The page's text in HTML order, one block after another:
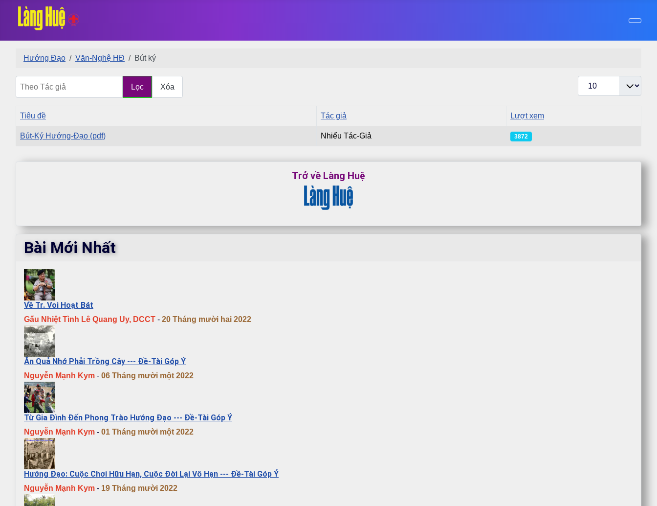
Hướng Đạo Văn-Nghệ HĐ Bút ký
Lọc Xóa
Hiển thị #
Tiêu đề Tác giả Lượt xem
Bút-Ký Hướng-Đạo (pdf) Nhiểu Tác-Giả 3872
Trở về Làng Huệ
Bài Mới Nhất
Về Tr. Voi Hoạt Bát
Gấu Nhiệt Tình Lê Quang Uy, DCCT - 20 Tháng mười hai 2022
Ăn Quả Nhớ Phải Trồng Cây --- Đề-Tài Góp Ý
Nguyễn Mạnh Kym - 06 Tháng mười một 2022
Từ Gia Đình Đến Phong Trào Hướng Đạo --- Đề-Tài Góp Ý
Nguyễn Mạnh Kym - 01 Tháng mười một 2022
Hướng Đạo: Cuộc Chơi Hữu Hạn, Cuộc Đời Lại Vô Hạn --- Đề-Tài Góp Ý
Nguyễn Mạnh Kym - 19 Tháng mười 2022